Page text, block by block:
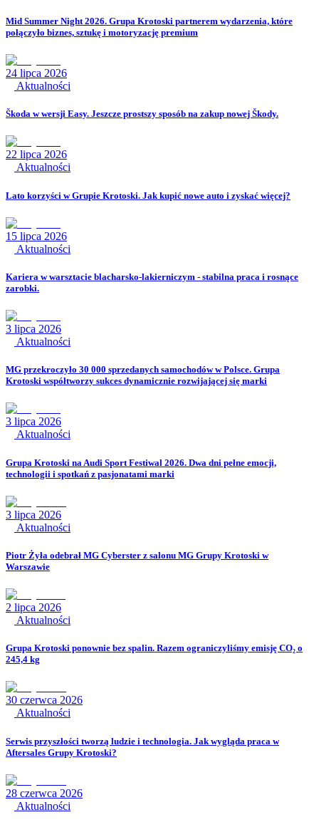
Mid Summer Night 2026. Grupa Krotoski partnerem wydarzenia, które
połączyło biznes, sztukę i motoryzację premium
24 lipca 2026
Aktualności
Škoda w wersji Easy. Jeszcze prostszy sposób na zakup nowej Škody.
22 lipca 2026
Aktualności
Lato korzyści w Grupie Krotoski. Jak kupić nowe auto i zyskać więcej?
15 lipca 2026
Aktualności
Kariera w warsztacie blacharsko-lakierniczym - stabilna praca i rosnące
zarobki.
3 lipca 2026
Aktualności
MG przekroczyło 30 000 sprzedanych samochodów w Polsce. Grupa
Krotoski współtworzy sukces dynamicznie rozwijającej się marki
3 lipca 2026
Aktualności
Grupa Krotoski na Audi Sport Festiwal 2026. Dwa dni pełne emocji,
technologii i spotkań z pasjonatami marki
3 lipca 2026
Aktualności
Piotr Żyła odebrał MG Cyberster z salonu MG Grupy Krotoski w
Warszawie
2 lipca 2026
Aktualności
Grupa Krotoski ponownie bez spalin. Razem ograniczyliśmy emisję CO₂ o
245,4 kg
30 czerwca 2026
Aktualności
Serwis przyszłości tworzą ludzie i technologia. Jak wygląda praca w
Aftersales Grupy Krotoski?
28 czerwca 2026
Aktualności